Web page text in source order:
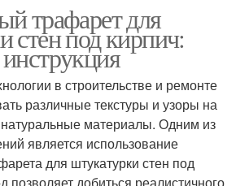
трафарет для
стен под кирпич:
в строительстве и ремонте
различные текстуры и узоры на
материалы. Одним из
является использование
для штукатурки стен под